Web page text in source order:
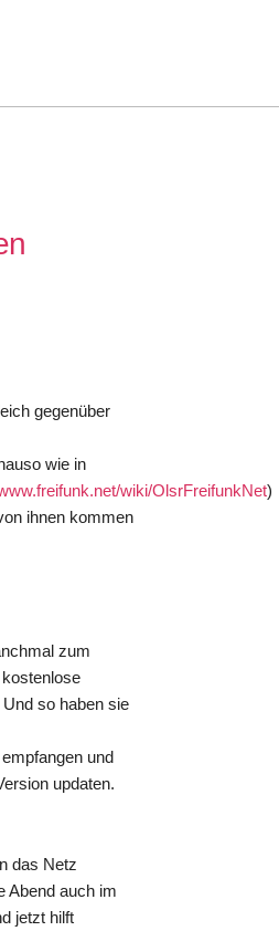
gegenüber
wie in
wiki/OlsrFreifunkNet)
ihnen kommen
zum
so haben sie
und
updaten.
das Netz
Abend auch im
jetzt hilft